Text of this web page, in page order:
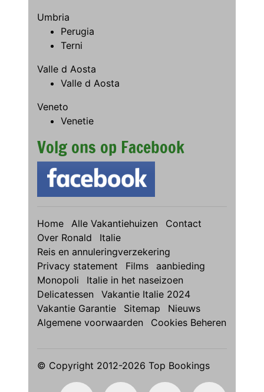
Umbria
Perugia
Terni
Valle d Aosta
Valle d Aosta
Veneto
Venetie
Volg ons op Facebook
Home Alle Vakantiehuizen
Contact
Over Ronald
Italie
Reis en annuleringverzekering
Privacy statement
Films
aanbieding
Monopoli
Italie in het naseizoen
Delicatessen
Vakantie Italie 2024
Vakantie Garantie
Sitemap
Nieuws
Algemene voorwaarden
Cookies Beheren
© Copyright 2012-2026 Top Bookings